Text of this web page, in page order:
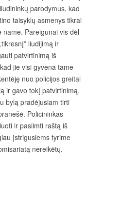
parodymus, kad
taisyklų asmenys tikrai
name. Pareigūnai vis dėl
liudijimą ir
patvirtinimą iš
jie visi gyvena tame
nuo policijos greitai
ir gavo tokį patvirtinimą.
bylą pradėjusiam tirti
Policininkas
ir pasiimti raštą iš
įstrigusiems tyrime
nereikėtų.